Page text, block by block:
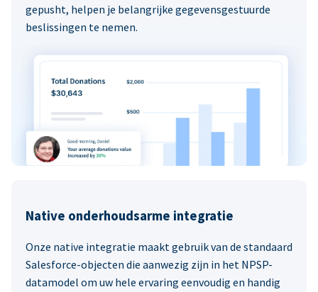
gepusht, helpen je belangrijke gegevensgestuurde
beslissingen te nemen.
Native onderhoudsarme integratie
Onze native integratie maakt gebruik van de standaard
Salesforce-objecten die aanwezig zijn in het NPSP-
datamodel om uw hele ervaring eenvoudig en handig